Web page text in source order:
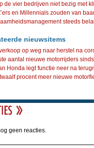
de vier bedrijven niet bezig met
en Millennials zouden van
steeds
nieuwsitems
op weg naar herstel na
aantal nieuwe motorrijders
Honda legt functie neer na
procent meer nieuwe
geen reacties.